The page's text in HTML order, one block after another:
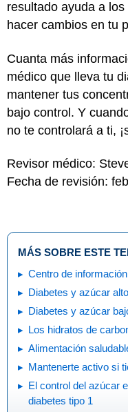
resultado ayuda a
hacer cambios en tu
Cuanta más
médico que lleva tu
mantener tus
bajo control. Y
no te controlará a ti,
Revisor médico:
Fecha de revisión:
MÁS SOBRE ESTE
Centro de
Diabetes y azúcar
Diabetes y azúcar
Los hidratos de
Alimentación
Mantenerte activo si
El control del azúcar
diabetes tipo 1